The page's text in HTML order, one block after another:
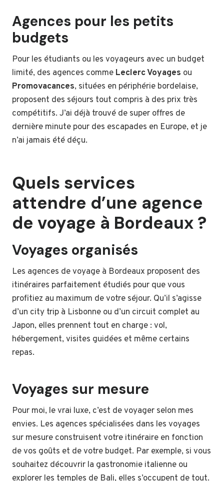
Agences pour les petits
budgets
Pour les étudiants ou les voyageurs avec un budget
limité, des agences comme Leclerc Voyages ou
Promovacances, situées en périphérie bordelaise,
proposent des séjours tout compris à des prix très
compétitifs. J’ai déjà trouvé de super offres de
dernière minute pour des escapades en Europe, et je
n’ai jamais été déçu.
Quels services
attendre d’une agence
de voyage à Bordeaux ?
Voyages organisés
Les agences de voyage à Bordeaux proposent des
itinéraires parfaitement étudiés pour que vous
profitiez au maximum de votre séjour. Qu’il s’agisse
d’un city trip à Lisbonne ou d’un circuit complet au
Japon, elles prennent tout en charge : vol,
hébergement, visites guidées et même certains
repas.
Voyages sur mesure
Pour moi, le vrai luxe, c’est de voyager selon mes
envies. Les agences spécialisées dans les voyages
sur mesure construisent votre itinéraire en fonction
de vos goûts et de votre budget. Par exemple, si vous
souhaitez découvrir la gastronomie italienne ou
explorer les temples de Bali, elles s’occupent de tout.